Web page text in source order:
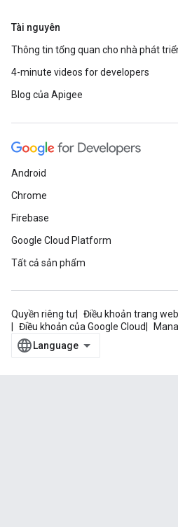
Tài nguyên
Thông tin tổng quan cho nhà phát
4-minute videos for developers
Blog của Apigee
Android
Chrome
Firebase
Google Cloud Platform
Tất cả sản phẩm
Quyền riêng tư
Điều khoản trang web
Điều khoản của Google Cloud